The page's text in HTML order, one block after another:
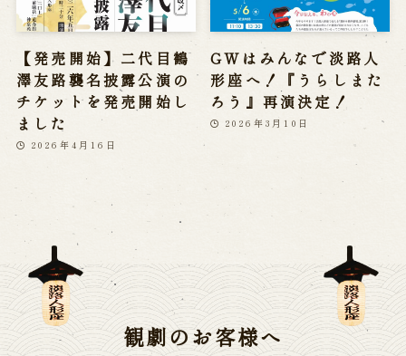
【発売開始】二代目鶴
澤友路襲名披露公演の
チケットを発売開始し
ました
2026年4月16日
GWはみんなで淡路人
形座へ！『うらしまた
ろう』再演決定！
2026年3月10日
観劇のお客様へ